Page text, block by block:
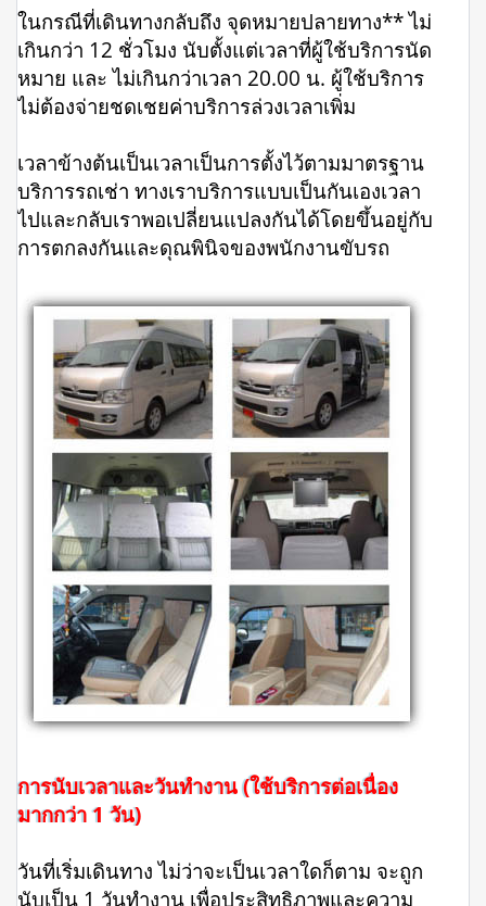
ในกรณีที่เดินทางกลับถึง จุดหมายปลายทาง** ไม่
เกินกว่า 12 ชั่วโมง นับตั้งแต่เวลาที่ผู้ใช้บริการนัด
หมาย และ ไม่เกินกว่าเวลา 20.00 น. ผู้ใช้บริการ
ไม่ต้องจ่ายชดเชยค่าบริการล่วงเวลาเพิ่ม
เวลาข้างต้นเป็นเวลาเป็นการตั้งไว้ตามมาตรฐาน
บริการรถเช่า ทางเราบริการแบบเป็นกันเองเวลา
ไปและกลับเราพอเปลี่ยนแปลงกันได้โดยขึ้นอยู่กับ
การตกลงกันและดุณพินิจของพนักงานขับรถ
การนับเวลาและวันทำงาน (ใช้บริการต่อเนื่อง
มากกว่า 1 วัน)
วันที่เริ่มเดินทาง ไม่ว่าจะเป็นเวลาใดก็ตาม จะถูก
นับเป็น 1 วันทำงาน เพื่อประสิทธิภาพและความ